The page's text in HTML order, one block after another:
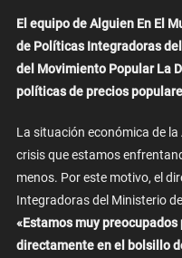
El equipo de Alguien En El
de Políticas Integradoras
del Movimiento Popular La
políticas de precios
La situación económica de
crisis que estamos
menos. Por este motivo, el
Integradoras del Ministerio
«Estamos muy
directamente en el bolsillo